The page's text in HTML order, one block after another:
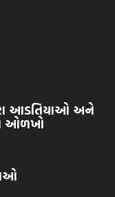
આડતિયાઓ અને
ઓળખો